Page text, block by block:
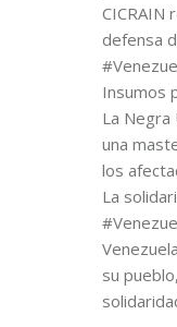
CICRAIN
defensa
Insumos
La Negra
una
los
La
su